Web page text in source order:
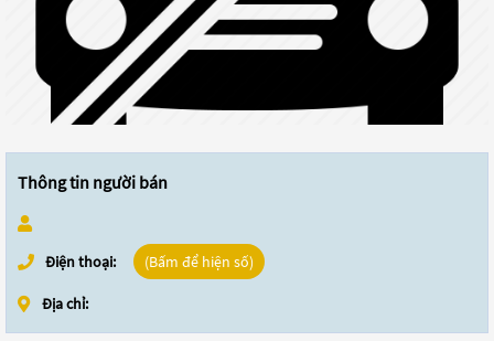
Thông tin người bán
Điện thoại: (Bấm để hiện số)
Địa chỉ: